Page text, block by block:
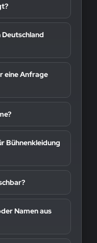
eine Anfrage
Bühnenkleidung
Namen aus